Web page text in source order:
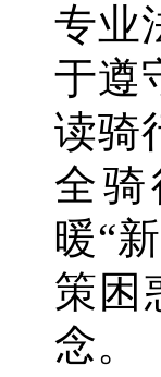
专业
于遵
读骑
全
暖“
策困
念。